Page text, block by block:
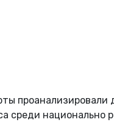
проанализировали
среди национально